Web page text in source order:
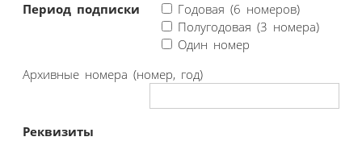
Период подписки
Годовая (6 номеров)
Полугодовая (3 номера)
Один номер
Архивные номера (номер, год)
Реквизиты